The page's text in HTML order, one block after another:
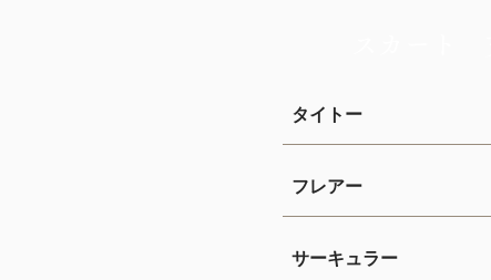
タイトー
フレアー
サーキュラー